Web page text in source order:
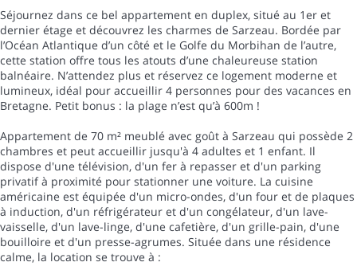
Séjournez dans ce bel appartement en duplex, situé au 1er et
dernier étage et découvrez les charmes de Sarzeau. Bordée par
l’Océan Atlantique d’un côté et le Golfe du Morbihan de l’autre,
cette station offre tous les atouts d’une chaleureuse station
balnéaire. N’attendez plus et réservez ce logement moderne et
lumineux, idéal pour accueillir 4 personnes pour des vacances en
Bretagne. Petit bonus : la plage n’est qu’à 600m !
Appartement de 70 m² meublé avec goût à Sarzeau qui possède 2
chambres et peut accueillir jusqu'à 4 adultes et 1 enfant. Il
dispose d'une télévision, d'un fer à repasser et d'un parking
privatif à proximité pour stationner une voiture. La cuisine
américaine est équipée d'un micro-ondes, d'un four et de plaques
à induction, d'un réfrigérateur et d'un congélateur, d'un lave-
vaisselle, d'un lave-linge, d'une cafetière, d'un grille-pain, d'une
bouilloire et d'un presse-agrumes. Située dans une résidence
calme, la location se trouve à :